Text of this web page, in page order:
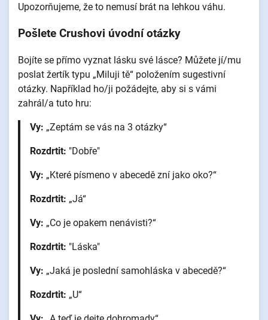
Upozorňujeme, že to nemusí brát na lehkou váhu.
Pošlete Crushovi úvodní otázky
Bojíte se přímo vyznat lásku své lásce? Můžete jí/mu
poslat žertík typu „Miluji tě“ položením sugestivní
otázky. Například ho/ji požádejte, aby si s vámi
zahrál/a tuto hru:
Vy: „Zeptám se vás na 3 otázky“
Rozdrtit: "Dobře"
Vy: „Které písmeno v abecedě zní jako oko?“
Rozdrtit: „Já“
Vy: „Co je opakem nenávisti?“
Rozdrtit: "Láska"
Vy: „Jaká je poslední samohláska v abecedě?“
Rozdrtit: „U“